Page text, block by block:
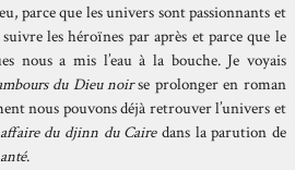
parce que les univers sont passionnants et
les héroïnes par après et parce que le
nous a mis l’eau à la bouche. Je voyais
du Dieu noirse prolonger en roman
nous pouvons déjà retrouver l’univers et
affaire du djinn du Cairedans la parution de
.